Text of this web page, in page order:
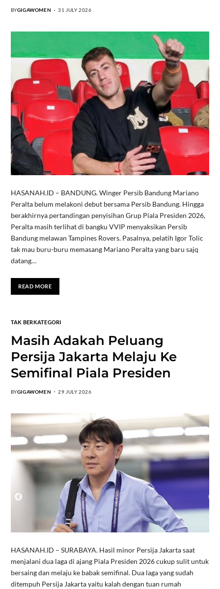
BYGIGAWOMEN 31 JULY 2026
HASANAH.ID – BANDUNG. Winger Persib Bandung Mariano
Peralta belum melakoni debut bersama Persib Bandung. Hingga
berakhirnya pertandingan penyisihan Grup Piala Presiden 2026,
Peralta masih terlihat di bangku VVIP menyaksikan Persib
Bandung melawan Tampines Rovers. Pasalnya, pelatih Igor Tolic
tak mau buru-buru memasang Mariano Peralta yang baru sajq
datang…
READ MORE
TAK BERKATEGORI
Masih Adakah Peluang
Persija Jakarta Melaju Ke
Semifinal Piala Presiden
BYGIGAWOMEN 29 JULY 2026
HASANAH.ID – SURABAYA. Hasil minor Persija Jakarta saat
menjalani dua laga di ajang Piala Presiden 2026 cukup sulit untuk
bersaing dan melaju ke babak semifinal. Dua laga yang sudah
ditempuh Persija Jakarta yaitu kalah dengan tuan rumah